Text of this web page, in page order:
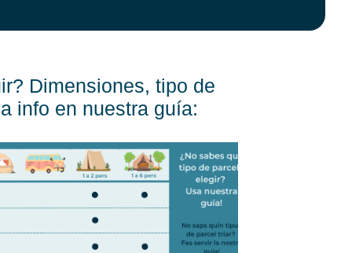
Dimensiones, tipo de
info en nuestra guía: